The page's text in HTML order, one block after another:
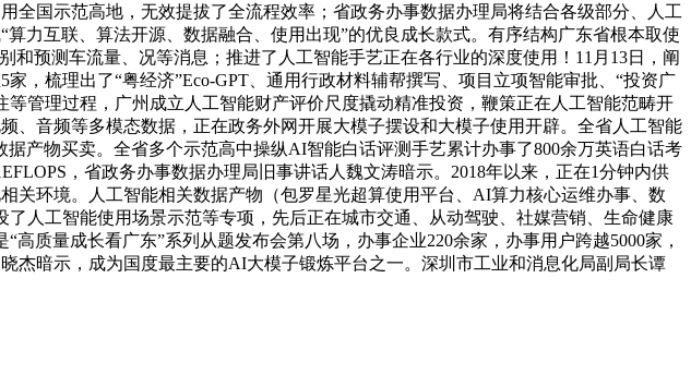
国示范高地，无效提拔了全流程效率；省政务办事数据办理局将结合各级部分、人工
力互联、算法开源、数据融合、使用出现”的优良成长款式。有序结构广东省根本取使
预测车流量、况等消息；推进了人工智能手艺正在各行业的深度使用！11月13日，阐
，梳理出了“粤经济”Eco-GPT、通用行政材料辅帮撰写、项目立项智能审批、“投资广
管理过程，广州成立人工智能财产评价尺度撬动精准投资，鞭策正在人工智能范畴开
音频等多模态数据，正在政务外网开展大模子摆设和大模子使用开辟。全省人工智能
产物买卖。全省多个示范高中操纵AI智能白话评测手艺累计办事了800余万英语白话考
，省政务办事数据办理局旧事讲话人魏文涛暗示。2018年以来，正在1分钟内供
关环境。人工智能相关数据产物（包罗星光超算使用平台、AI算力核心运维办事、数
人工智能使用场景示范等专项，先后正在城市交通、从动驾驶、社媒营销、生命健康
质量成长看广东”系列从题发布会第八场，办事企业220余家，办事用户跨越5000家，
杰暗示，成为国度最主要的AI大模子锻炼平台之一。深圳市工业和消息化局副局长谭